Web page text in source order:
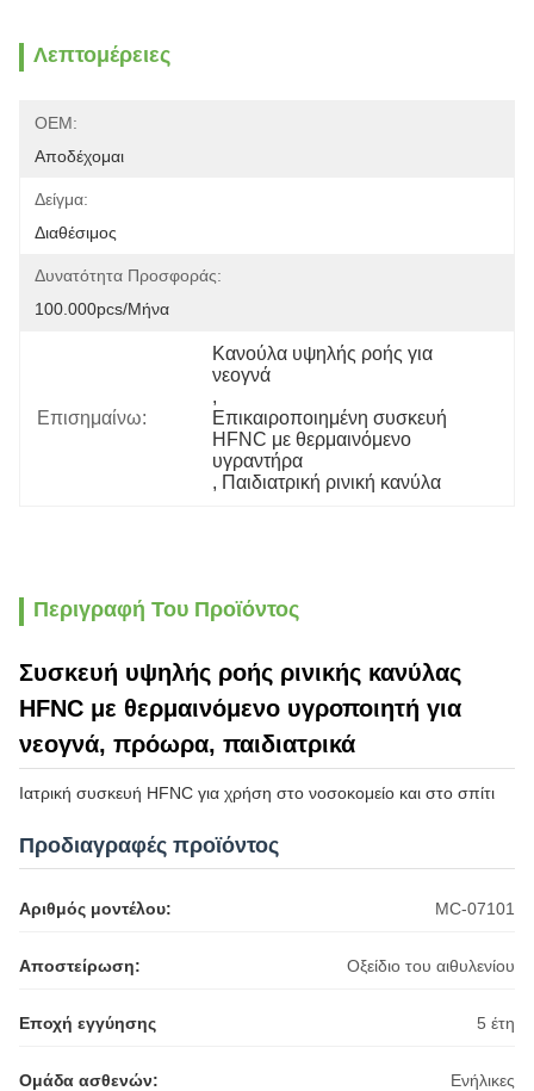
Λεπτομέρειες
OEM:
Αποδέχομαι
Δείγμα:
Διαθέσιμος
Δυνατότητα Προσφοράς:
100.000pcs/μήνα
Επισημαίνω:
Κανούλα υψηλής ροής για
νεογνά
,
Επικαιροποιημένη συσκευή
HFNC με θερμαινόμενο
υγραντήρα
, Παιδιατρική ρινική κανύλα
Περιγραφή Του Προϊόντος
Συσκευή υψηλής ροής ρινικής κανύλας
HFNC με θερμαινόμενο υγροποιητή για
νεογνά, πρόωρα, παιδιατρικά
Ιατρική συσκευή HFNC για χρήση στο νοσοκομείο και στο σπίτι
Προδιαγραφές προϊόντος
Αριθμός μοντέλου: MC-07101
Αποστείρωση: Οξείδιο του αιθυλενίου
Εποχή εγγύησης 5 έτη
Ομάδα ασθενών: Ενήλικες